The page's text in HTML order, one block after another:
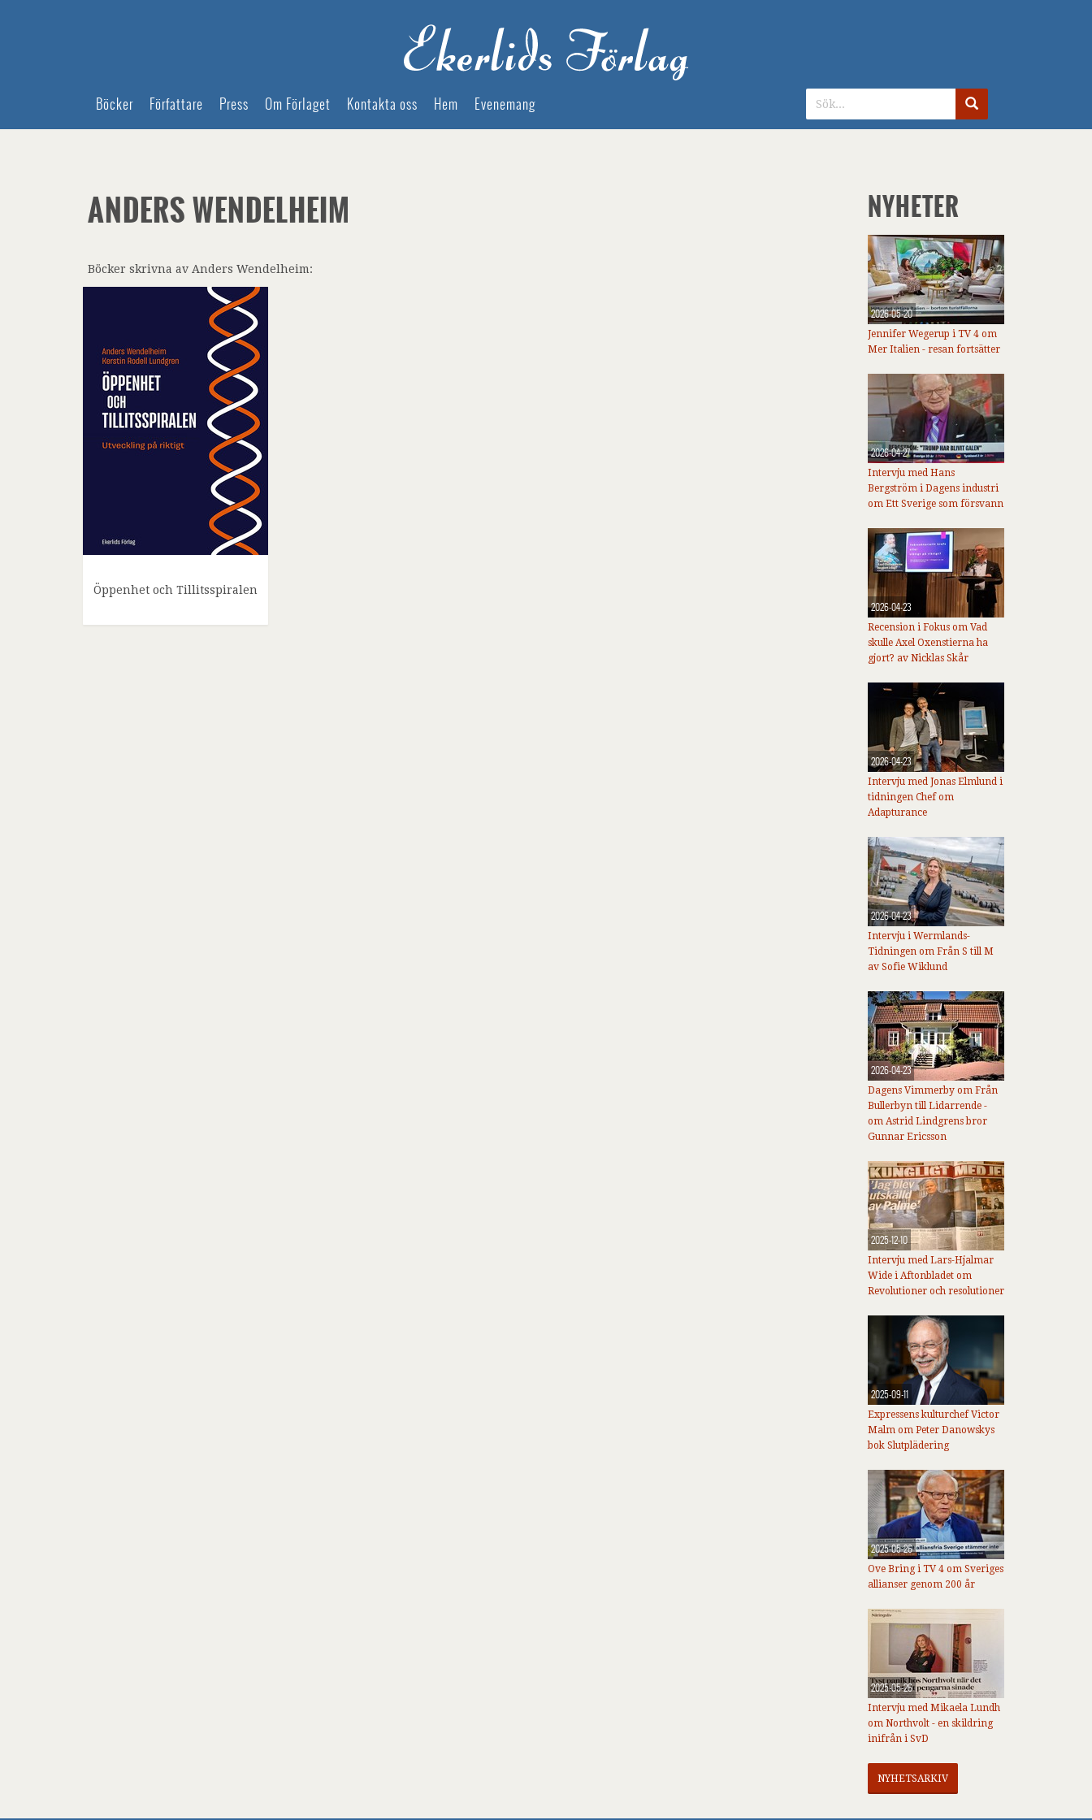
Böcker Författare Press Om Förlaget Kontakta oss Hem Evenemang
ANDERS WENDELHEIM
Böcker skrivna av Anders Wendelheim:
Öppenhet och Tillitsspiralen
NYHETER
2026-05-20
Jennifer Wegerup i TV 4 om
Mer Italien - resan fortsätter
2026-04-27
Intervju med Hans
Bergström i Dagens industri
om Ett Sverige som försvann
2026-04-23
Recension i Fokus om Vad
skulle Axel Oxenstierna ha
gjort? av Nicklas Skår
2026-04-23
Intervju med Jonas Elmlund i
tidningen Chef om
Adapturance
2026-04-23
Intervju i Wermlands-
Tidningen om Från S till M
av Sofie Wiklund
2026-04-23
Dagens Vimmerby om Från
Bullerbyn till Lidarrende -
om Astrid Lindgrens bror
Gunnar Ericsson
2025-12-10
Intervju med Lars-Hjalmar
Wide i Aftonbladet om
Revolutioner och resolutioner
2025-09-11
Expressens kulturchef Victor
Malm om Peter Danowskys
bok Slutplädering
2025-05-26
Ove Bring i TV 4 om Sveriges
allianser genom 200 år
2025-05-26
Intervju med Mikaela Lundh
om Northvolt - en skildring
inifrån i SvD
NYHETSARKIV